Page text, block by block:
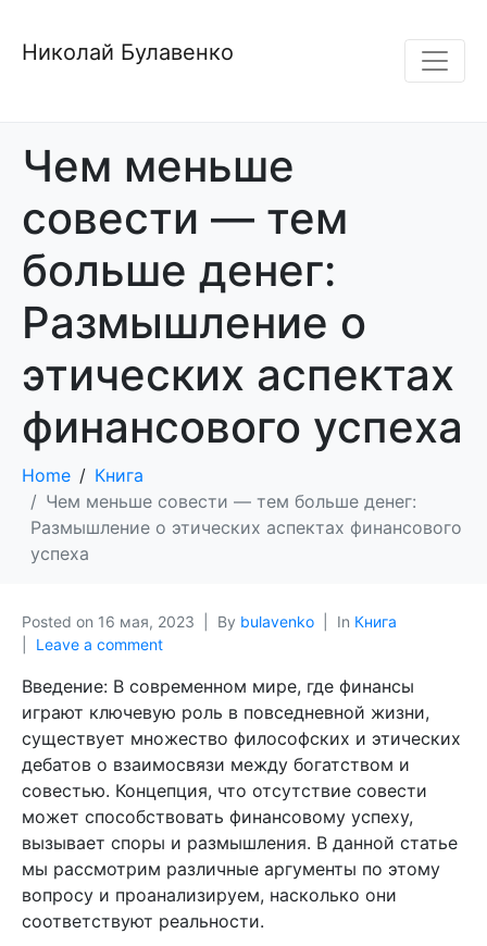
Николай Булавенко
Чем меньше
совести — тем
больше денег:
Размышление о
этических аспектах
финансового успеха
Home
Книга
Чем меньше совести — тем больше денег:
Размышление о этических аспектах финансового
успеха
Posted on 16 мая, 2023 By bulavenko In Книга
Leave a comment
Введение: В современном мире, где финансы
играют ключевую роль в повседневной жизни,
существует множество философских и этических
дебатов о взаимосвязи между богатством и
совестью. Концепция, что отсутствие совести
может способствовать финансовому успеху,
вызывает споры и размышления. В данной статье
мы рассмотрим различные аргументы по этому
вопросу и проанализируем, насколько они
соответствуют реальности.